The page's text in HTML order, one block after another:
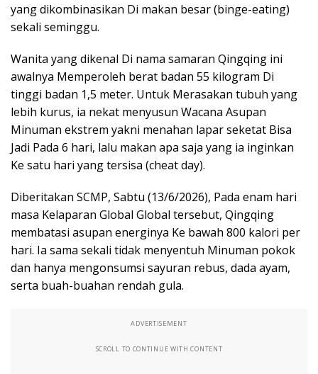
yang dikombinasikan Di makan besar (binge-eating)
sekali seminggu.
Wanita yang dikenal Di nama samaran Qingqing ini
awalnya Memperoleh berat badan 55 kilogram Di
tinggi badan 1,5 meter. Untuk Merasakan tubuh yang
lebih kurus, ia nekat menyusun Wacana Asupan
Minuman ekstrem yakni menahan lapar seketat Bisa
Jadi Pada 6 hari, lalu makan apa saja yang ia inginkan
Ke satu hari yang tersisa (cheat day).
Diberitakan SCMP, Sabtu (13/6/2026), Pada enam hari
masa Kelaparan Global Global tersebut, Qingqing
membatasi asupan energinya Ke bawah 800 kalori per
hari. Ia sama sekali tidak menyentuh Minuman pokok
dan hanya mengonsumsi sayuran rebus, dada ayam,
serta buah-buahan rendah gula.
ADVERTISEMENT
SCROLL TO CONTINUE WITH CONTENT